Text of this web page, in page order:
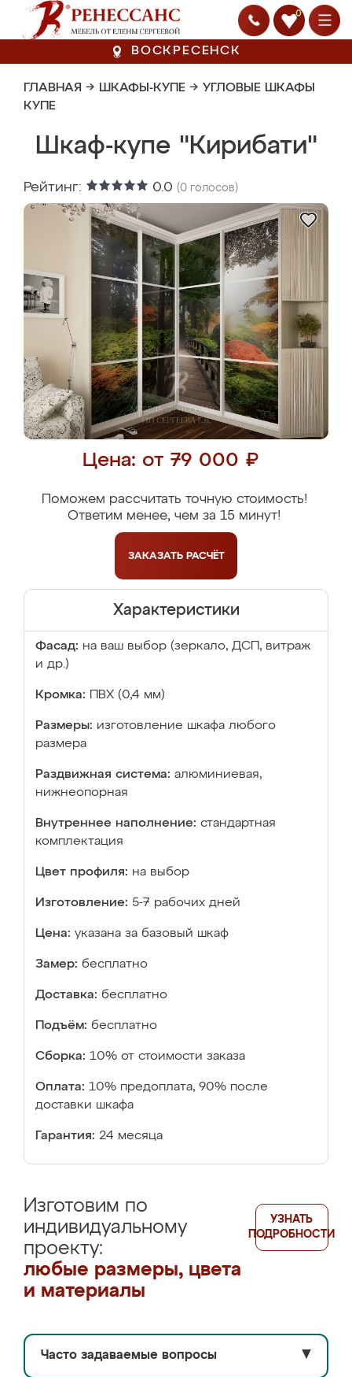
0
ВОСКРЕСЕНСК
ГЛАВНАЯ → ШКАФЫ-КУПЕ → УГЛОВЫЕ ШКАФЫ
КУПЕ
Шкаф-купе "Кирибати"
Рейтинг: 0.0 (0 голосов)
Цена: от 79 000 ₽
Поможем рассчитать точную стоимость!
Ответим менее, чем за 15 минут!
ЗАКАЗАТЬ РАСЧЁТ
Характеристики
Фасад: на ваш выбор (зеркало, ДСП, витраж
и др.)
Кромка: ПВХ (0,4 мм)
Размеры: изготовление шкафа любого
размера
Раздвижная система: алюминиевая,
нижнеопорная
Внутреннее наполнение: стандартная
комплектация
Цвет профиля: на выбор
Изготовление: 5-7 рабочих дней
Цена: указана за базовый шкаф
Замер: бесплатно
Доставка: бесплатно
Подъём: бесплатно
Сборка: 10% от стоимости заказа
Оплата: 10% предоплата, 90% после
доставки шкафа
Гарантия: 24 месяца
Изготовим по
индивидуальному
проекту:
любые размеры, цвета
и материалы
УЗНАТЬ
ПОДРОБНОСТИ
Часто задаваемые вопросы ▼